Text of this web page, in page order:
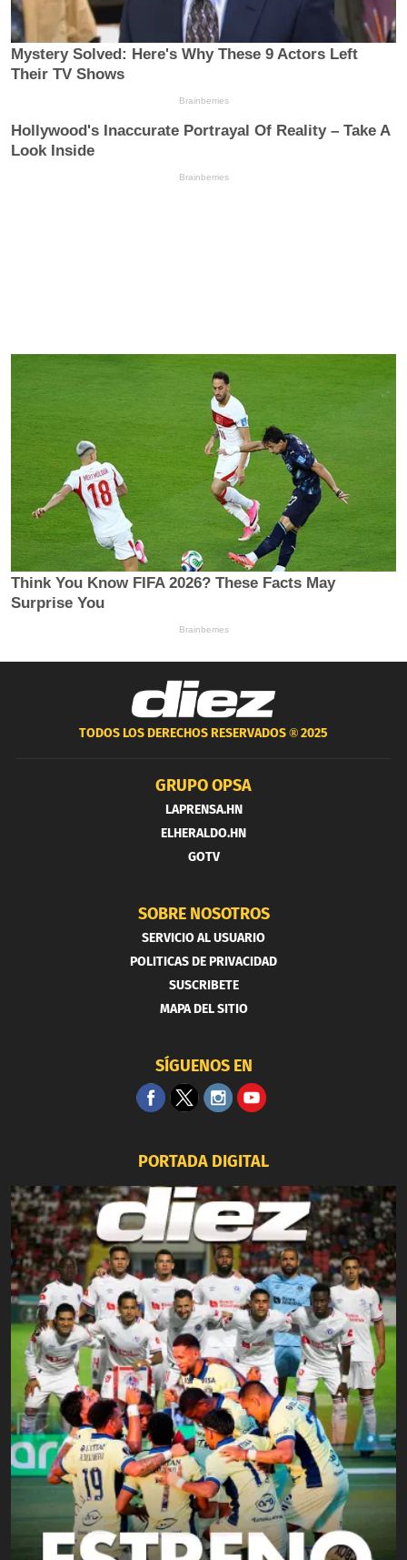
TODOS LOS DERECHOS RESERVADOS ®2025
GRUPO OPSA
LAPRENSA.HN
ELHERALDO.HN
GOTV
SOBRE NOSOTROS
SERVICIO AL USUARIO
POLITICAS DE PRIVACIDAD
SUSCRIBETE
MAPA DEL SITIO
SÍGUENOS EN
PORTADA DIGITAL